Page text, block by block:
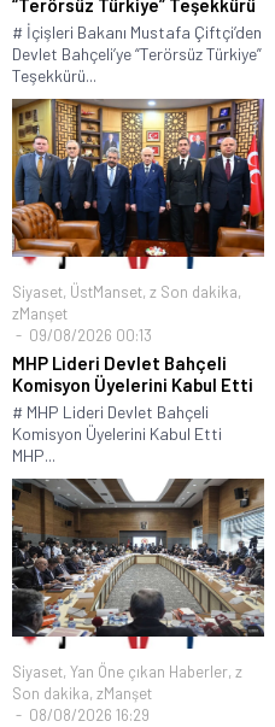
“Terörsüz Türkiye” Teşekkürü
# İçişleri Bakanı Mustafa Çiftçi’den
Devlet Bahçeli’ye “Terörsüz Türkiye”
Teşekkürü...
Siyaset, ÜstManset, z Son dakika,
zManşet
09/08/2026 00:13
MHP Lideri Devlet Bahçeli
Komisyon Üyelerini Kabul Etti
# MHP Lideri Devlet Bahçeli
Komisyon Üyelerini Kabul Etti
MHP...
Siyaset, Yan Öne çıkan Haberler, z
Son dakika, zManşet
08/08/2026 16:29